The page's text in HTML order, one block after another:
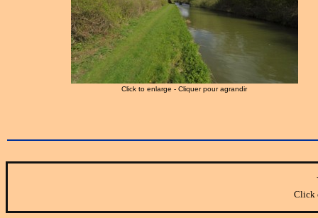
Click to enlarge - Cliquer pour agrandir
Click